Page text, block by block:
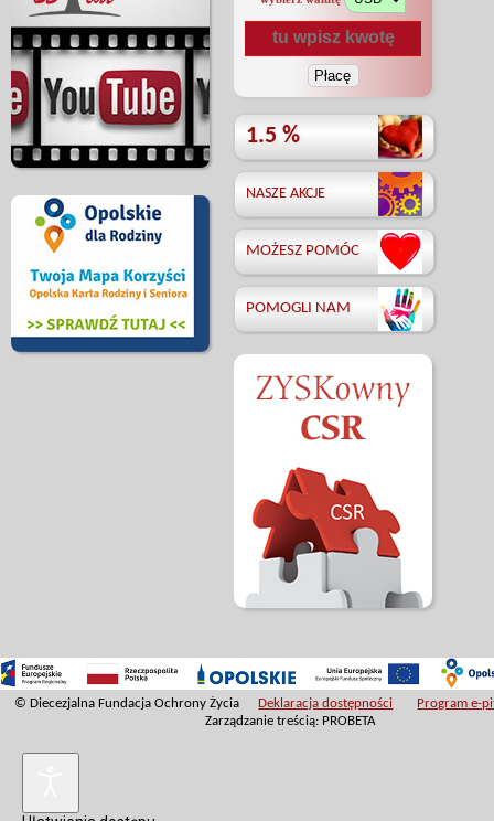
1.5 %
NASZE AKCJE
MOŻESZ POMÓC
POMOGLI NAM
© Diecezjalna Fundacja Ochrony Życia Deklaracja dostępności
Program e-
Zarządzanie treścią: PROBETA